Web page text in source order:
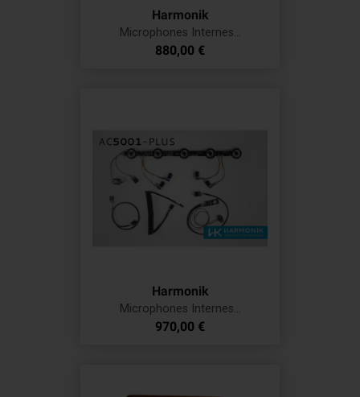
Harmonik
Microphones Internes...
Prix
880,00 €
Harmonik
Microphones Internes...
Prix
970,00 €